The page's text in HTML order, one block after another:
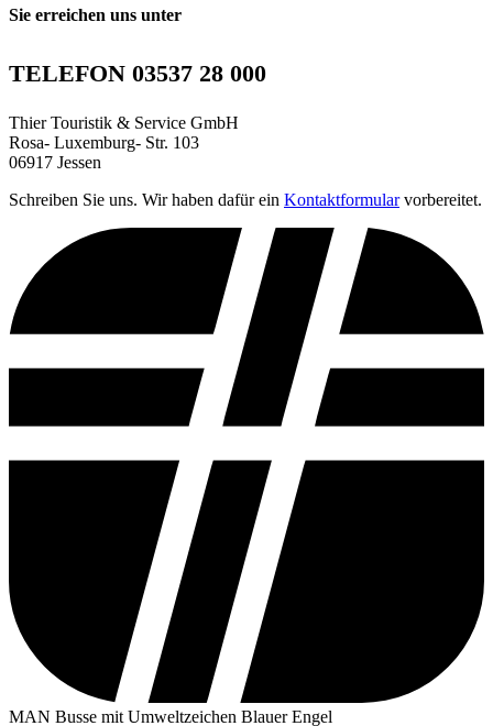
Sie erreichen uns unter
TELEFON 03537 28 000
Thier Touristik & Service GmbH
Rosa- Luxemburg- Str. 103
06917 Jessen
Schreiben Sie uns. Wir haben dafür ein Kontaktformularvorbereitet.
MAN Busse mit Umweltzeichen Blauer Engel